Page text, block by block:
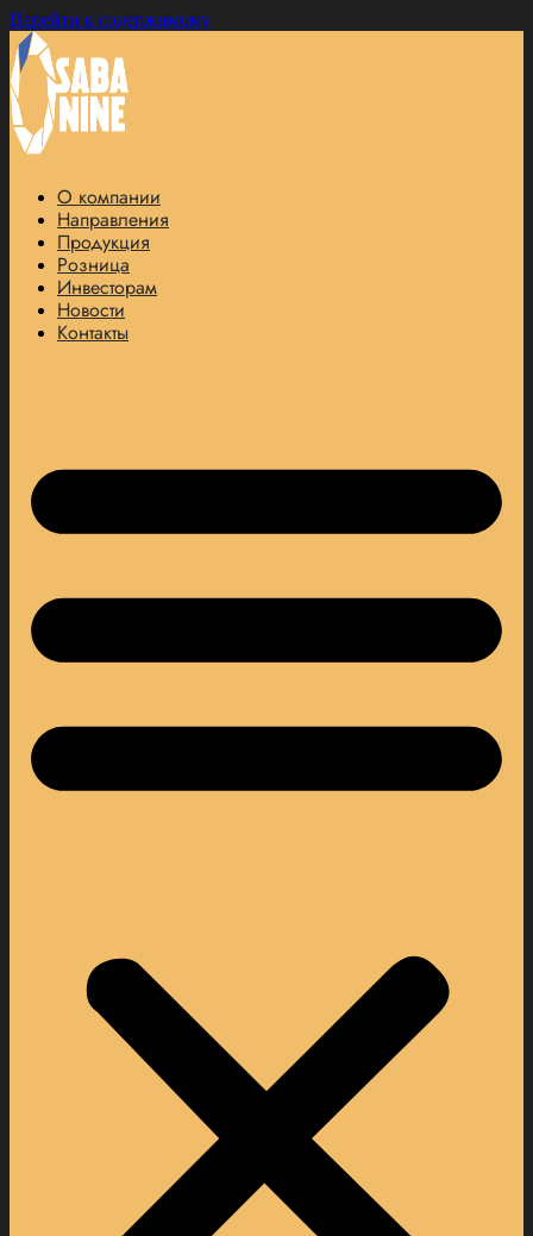
Перейти к содержимому
О компании
Направления
Продукция
Розница
Инвесторам
Новости
Контакты